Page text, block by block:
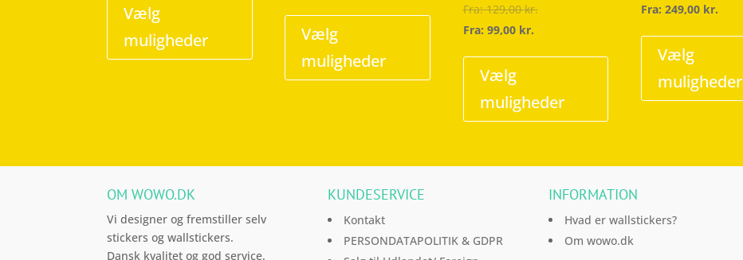
Vælg
muligheder
varianter.
Vælg
muligheder
Mulighederne
Fra:129,00kr.
Fra: 99,00 kr.
Vælg
muligheder
vælges
på
varesiden
Fra: 249,00 kr.
Vælg
muligheder
OM WOWO.DK
Vi designer og fremstiller selv
stickers og wallstickers.
Dansk kvalitet og god service.
KUNDESERVICE
Kontakt
PERSONDATAPOLITIK & GDPR
INFORMATION
Hvad er wallstickers?
Om wowo.dk